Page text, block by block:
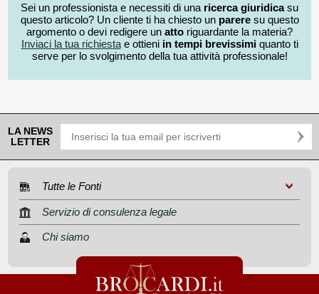
Sei un professionista e necessiti di una ricerca giuridicasu
questo articolo? Un cliente ti ha chiesto un pareresu questo
argomento o devi redigere un atto riguardante la materia?
Inviaci la tua richiestae ottieni in tempi brevissimiquanto ti
serve per lo svolgimento della tua attività professionale!
LA NEWS
LETTER
Tutte le Fonti
Servizio di consulenza legale
Chi siamo